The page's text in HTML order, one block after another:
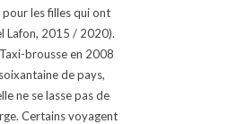
les filles qui ont
Lafon, 2015 / 2020).
brousse en 2008
de pays,
ne se lasse pas de
Certains voyagent